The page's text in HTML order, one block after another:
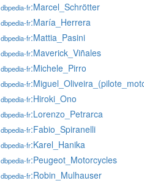
dbpedia-fr:Marcel_Schrötter
dbpedia-fr:María_Herrera
dbpedia-fr:Mattia_Pasini
dbpedia-fr:Maverick_Viñales
dbpedia-fr:Michele_Pirro
dbpedia-fr
dbpedia-fr:Hiroki_Ono
dbpedia-fr:Lorenzo_Petrarca
dbpedia-fr:Fabio_Spiranelli
dbpedia-fr:Karel_Hanika
dbpedia-fr:Peugeot_Motorcycles
dbpedia-fr:Robin_Mulhauser